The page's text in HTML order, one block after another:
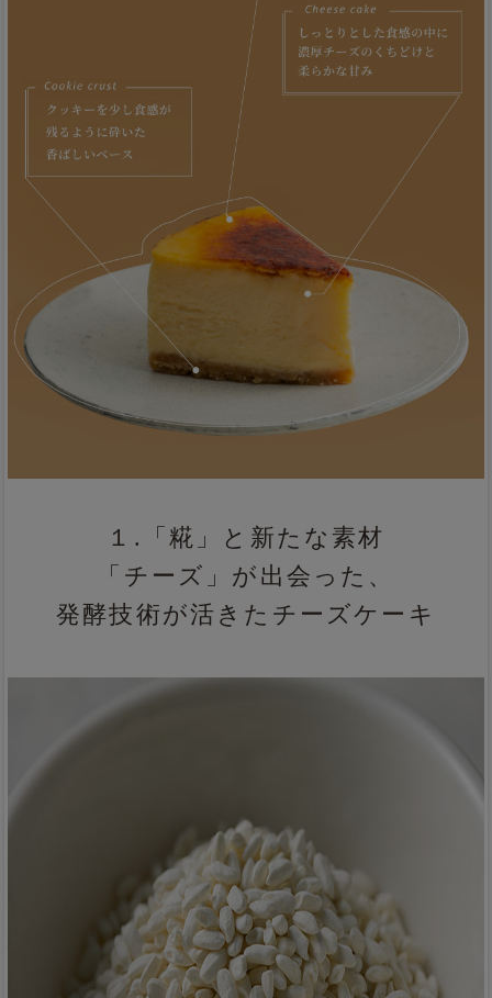
１.「糀」と新たな素材
「チーズ」が出会った、
発酵技術が活きたチーズケーキ